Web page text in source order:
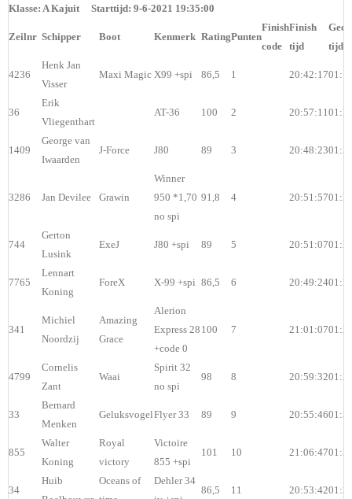
Klasse: A Kajuit Starttijd: 9-6-2021 19:35:00
Zeilnr Schipper Boot Kenmerk RatingPunten
Finish
code
Finish
tijd
tijd
4236
Henk Jan
Visser
Maxi Magic X99 +spi 86,5 1 20:42:17
36
Erik
Vliegenthart
AT-36 100 2 20:57:11
1409
George van
Iwaarden
J-Force J80 89 3 20:48:23
3286 Jan Devilee Grawin
Winner
950 *1,70
no spi
91,8 4 20:51:57
744
Gerton
Lusink
ExeJ J80 +spi 89 5 20:51:07
7765
Lennart
Koning
ForeX X-99 +spi 86,5 6 20:49:24
341
Michiel
Noordzij
Amazing
Grace
Alerion
Express 28
+code 0
100 7 21:01:07
4799
Cornelis
Zant
Waai
Spirit 32
no spi
98 8 20:59:32
33
Bernard
Menken
GeluksvogelFlyer 33 89 9 20:55:46
855
Walter
Koning
Royal
victory
Victoire
855 +spi
101 10 21:06:47
34
Huib
Oceans of
Dehler 34
86,5 11 20:53:42